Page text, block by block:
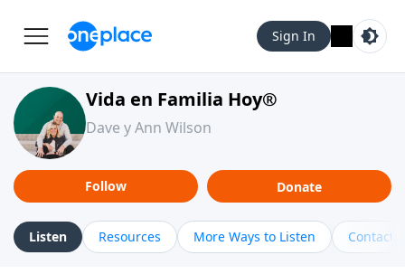
Sign In
Vida en Familia Hoy®
Dave y Ann Wilson
Follow Donate
Listen Resources More Ways to Listen Contact